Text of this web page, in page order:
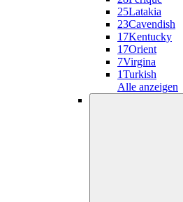
25Latakia
23Cavendish
17Kentucky
17Orient
7Virgina
1Turkish
Alle anzeigen